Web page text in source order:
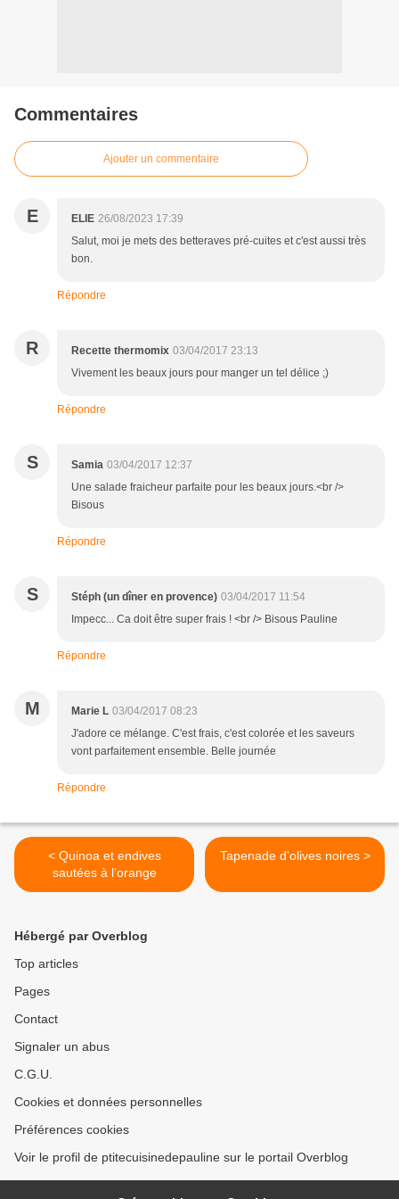
Commentaires
Ajouter un commentaire
E ELIE 26/08/2023 17:39
Salut, moi je mets des betteraves pré-cuites et c'est aussi très
bon.
Répondre
R Recette thermomix 03/04/2017 23:13
Vivement les beaux jours pour manger un tel délice ;)
Répondre
S Samia 03/04/2017 12:37
Une salade fraicheur parfaite pour les beaux jours.<br />
Bisous
Répondre
S Stéph (un dîner en provence) 03/04/2017 11:54
Impecc... Ca doit être super frais ! <br /> Bisous Pauline
Répondre
M Marie L 03/04/2017 08:23
J'adore ce mélange. C'est frais, c'est colorée et les saveurs
vont parfaitement ensemble. Belle journée
Répondre
< Quinoa et endives
sautées à l’orange
Tapenade d'olives noires >
Hébergé par Overblog
Top articles
Pages
Contact
Signaler un abus
C.G.U.
Cookies et données personnelles
Préférences cookies
Voir le profil de ptitecuisinedepauline sur le portail Overblog